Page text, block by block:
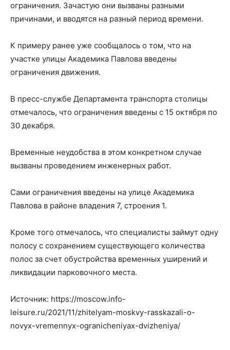
ограничения. Зачастую они вызваны разными
причинами, и вводятся на разный период времени.
К примеру ранее уже сообщалось о том, что на
участке улицы Академика Павлова введены
ограничения движения.
В пресс-службе Департамента транспорта столицы
отмечалось, что ограничения введены с 15 октября по
30 декабря.
Временные неудобства в этом конкретном случае
вызваны проведением инженерных работ.
Сами ограничения введены на улице Академика
Павлова в районе владения 7, строения 1.
Кроме того отмечалось, что специалисты займут одну
полосу с сохранением существующего количества
полос за счет обустройства временных уширений и
ликвидации парковочного места.
Источник: https://moscow.info-
leisure.ru/2021/11/zhitelyam-moskvy-rasskazali-o-
novyx-vremennyx-ogranicheniyax-dvizheniya/